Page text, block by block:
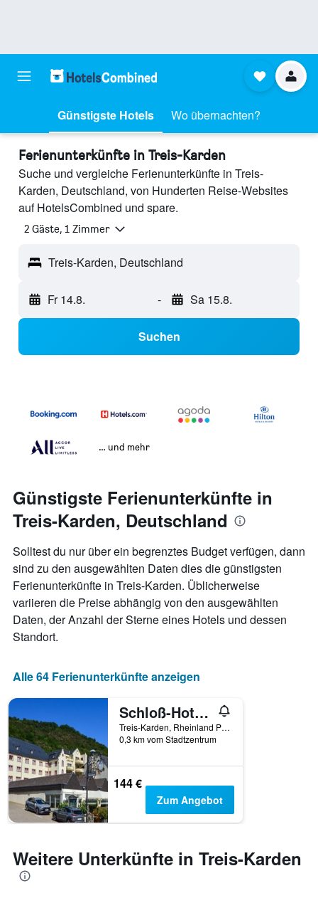
Günstigste Hotels Wo übernachten?
Ferienunterkünfte in Treis-Karden
Suche und vergleiche Ferienunterkünfte in Treis-
Karden, Deutschland, von Hunderten Reise-Websites
auf HotelsCombined und spare.
2 Gäste, 1 Zimmer
Treis-Karden, Deutschland
Fr 14.8. - Sa 15.8.
Suchen
… und mehr
Günstigste Ferienunterkünfte in
Treis-Karden, Deutschland
Solltest du nur über ein begrenztes Budget verfügen, dann
sind zu den ausgewählten Daten dies die günstigsten
Ferienunterkünfte in Treis-Karden. Üblicherweise
variieren die Preise abhängig von den ausgewählten
Daten, der Anzahl der Sterne eines Hotels und dessen
Standort.
Alle 64 Ferienunterkünfte anzeigen
Schloß-Hotel Petry
Treis-Karden, Rheinland Pfalz, Deutschland
0,3 km vom Stadtzentrum
144 €
Zum Angebot
Weitere Unterkünfte in Treis-Karden